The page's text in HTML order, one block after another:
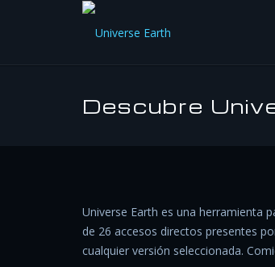
Descubre
Universe Earth es una herramienta
de 26 accesos directos presentes
cualquier versión seleccionada.